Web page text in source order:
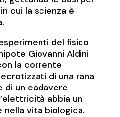
cui la scienza è
del fisico
Giovanni Aldini
la corrente
di una rana
di un cadavere –
abbia un
vita biologica.